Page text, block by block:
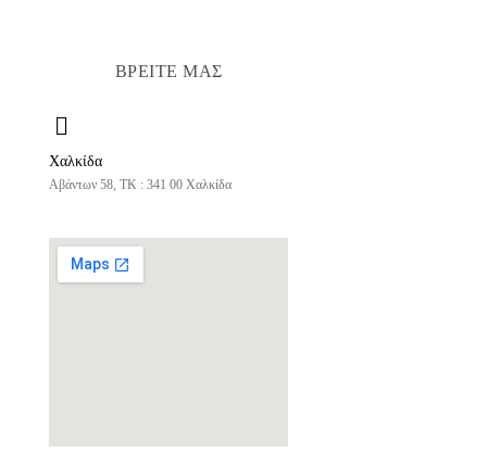
ΒΡΕΙΤΕ ΜΑΣ
Χαλκίδα
Αβάντων 58, ΤΚ : 341 00 Χαλκίδα